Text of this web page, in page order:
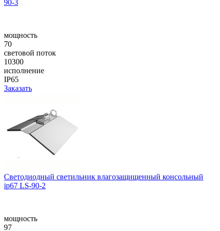
90-3
мощность
70
световой поток
10300
исполнение
IP65
Заказать
Cветодиодный светильник влагозащищенный консольный
ip67 LS-90-2
мощность
97